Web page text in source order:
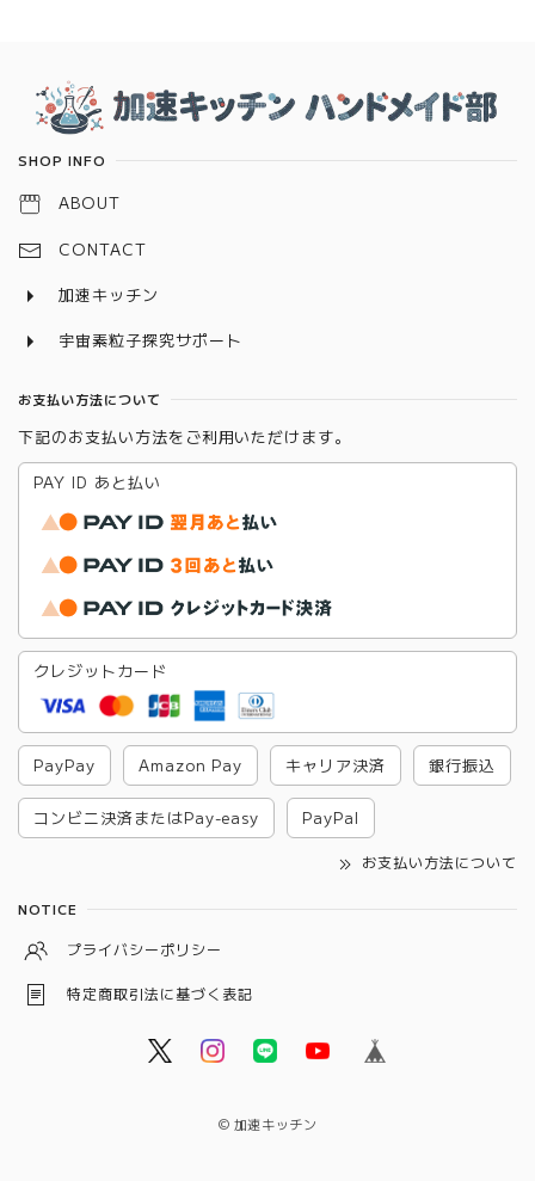
Information
SHOP INFO
ABOUT
CONTACT
加速キッチン
宇宙素粒子探究サポート
お支払い方法について
下記のお支払い方法をご利用いただけます。
PAY ID あと払い
クレジットカード
PayPay Amazon Pay キャリア決済 銀行振込
コンビニ決済またはPay-easy PayPal
お支払い方法について
NOTICE
プライバシーポリシー
特定商取引法に基づく表記
© 加速キッチン